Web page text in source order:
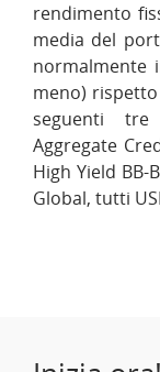
rendimento
media del
meno)
seguenti tre
Aggregate
High Yield BB-
Global, tutti